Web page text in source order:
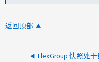
返回顶部